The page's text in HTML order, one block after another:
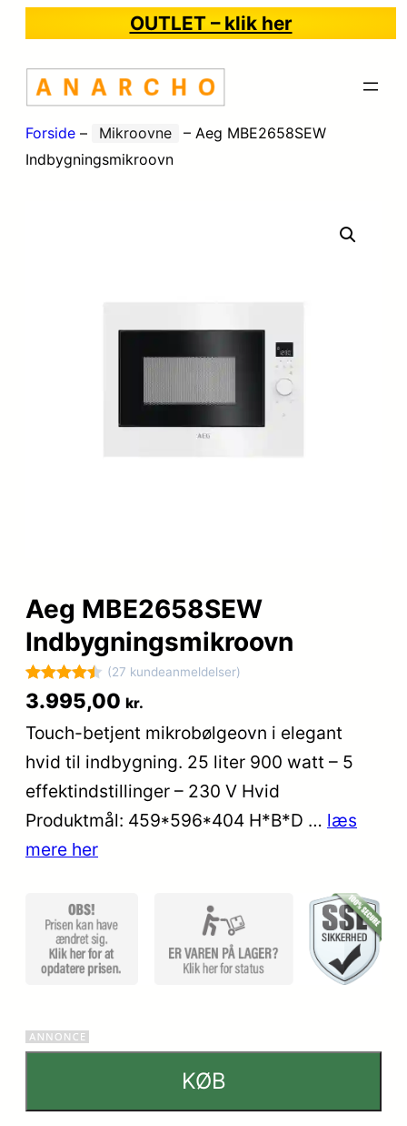
OUTLET – klik her
Forside – Mikroovne – Aeg MBE2658SEW
Indbygningsmikroovn
Aeg MBE2658SEW
Indbygningsmikroovn
Bedømt
ud af 5
baseret
på
27
mmelser
(27 kundeanmeldelser)
3.995,00 kr.
Touch-betjent mikrobølgeovn i elegant
hvid til indbygning. 25 liter 900 watt – 5
effektindstillinger – 230 V Hvid
Produktmål: 459*596*404 H*B*D … læs
mere her
KØB